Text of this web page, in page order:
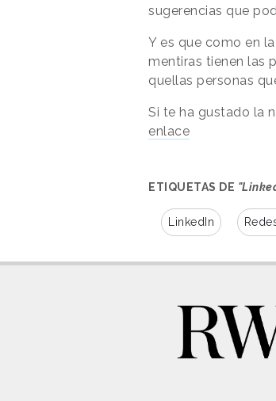
sugerencias que
Y es que como en
mentiras tienen las
quellas personas
Si te ha gustado la
enlace
ETIQUETAS DE
LinkedIn